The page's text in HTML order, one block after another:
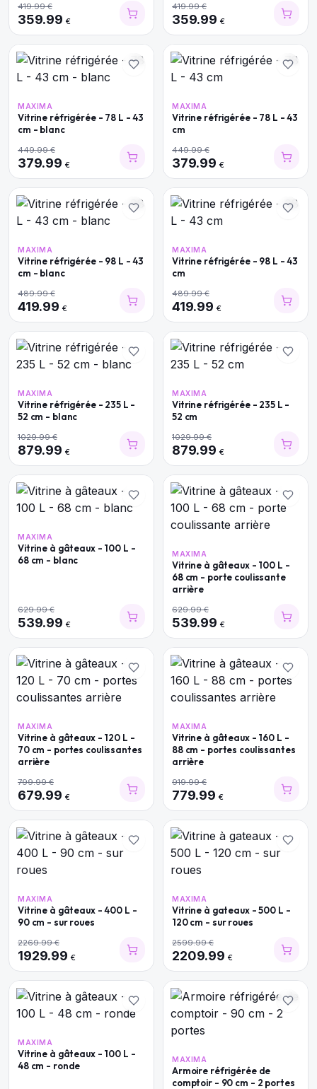
419.99€
359.99 €
419.99€
359.99 €
MAXIMA
Vitrine réfrigérée - 78 L - 43
cm - blanc
449.99€
379.99 €
MAXIMA
Vitrine réfrigérée - 78 L - 43
cm
449.99€
379.99 €
MAXIMA
Vitrine réfrigérée - 98 L - 43
cm - blanc
489.99€
419.99 €
MAXIMA
Vitrine réfrigérée - 98 L - 43
cm
489.99€
419.99 €
MAXIMA
Vitrine réfrigérée - 235 L -
52 cm - blanc
1029.99€
879.99 €
MAXIMA
Vitrine réfrigérée - 235 L -
52 cm
1029.99€
879.99 €
MAXIMA
Vitrine à gâteaux - 100 L -
68 cm - blanc
629.99€
539.99 €
MAXIMA
Vitrine à gâteaux - 100 L -
68 cm - porte coulissante
arrière
629.99€
539.99 €
MAXIMA
Vitrine à gâteaux - 120 L -
70 cm - portes coulissantes
arrière
799.99€
679.99 €
MAXIMA
Vitrine à gâteaux - 160 L -
88 cm - portes coulissantes
arrière
919.99€
779.99 €
MAXIMA
Vitrine à gâteaux - 400 L -
90 cm - sur roues
2269.99€
1929.99 €
MAXIMA
Vitrine à gateaux - 500 L -
120 cm - sur roues
2599.99€
2209.99 €
MAXIMA
Vitrine à gâteaux - 100 L -
48 cm - ronde
MAXIMA
Armoire réfrigérée de
comptoir - 90 cm - 2 portes